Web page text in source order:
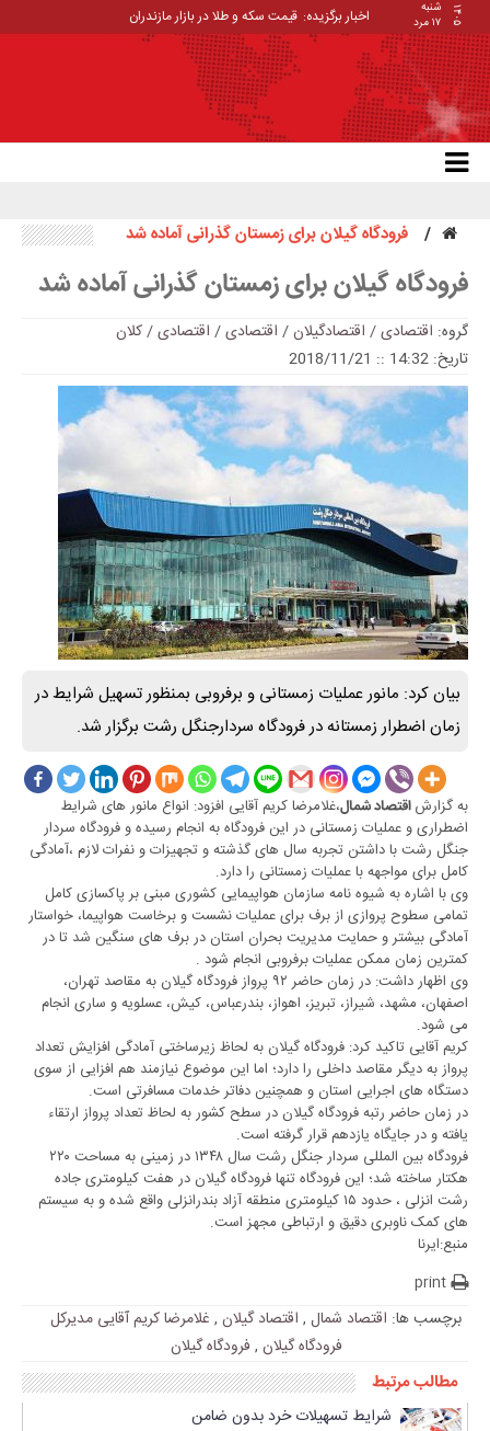
۱۴۰۵
شنبه
۱۷ مرد
اخبار برگزیده: قیمت سکه و طلا در بازار مازندران
فرودگاه گیلان برای زمستان گذرانی آماده شد
فرودگاه گیلان برای زمستان گذرانی آماده شد
گروه: اقتصادی / اقتصادگیلان/ اقتصادی/ اقتصادی / کلان
تاریخ: 14:32 :: 2018/11/21
بیان کرد: مانور عملیات زمستانی و برفروبی بمنظور تسهیل شرایط در
زمان اضطرار زمستانه در فرودگاه سردارجنگل رشت برگزار شد.
به گزارش اقتصاد شمال،غلامرضا کریم آقایی افزود: انواع مانور های شرایط
اضطراری و عملیات زمستانی در این فرودگاه به انجام رسیده و فرودگاه سردار
جنگل رشت با داشتن تجربه سال های گذشته و تجهیزات و نفرات لازم ،آمادگی
کامل برای مواجهه با عملیات زمستانی را دارد.
وی با اشاره به شیوه نامه سازمان هواپیمایی کشوری مبنی بر پاکسازی کامل
تمامی سطوح پروازی از برف برای عملیات نشست و برخاست هواپیما، خواستار
آمادگی بیشتر و حمایت مدیریت بحران استان در برف های سنگین شد تا در
کمترین زمان ممکن عملیات برفروبی انجام شود .
وی اظهار داشت: در زمان حاضر ۹۲ پرواز فرودگاه گیلان به مقاصد تهران،
اصفهان، مشهد، شیراز، تبریز، اهواز، بندرعباس، کیش، عسلویه و ساری انجام
می شود.
کریم آقایی تاکید کرد: فرودگاه گیلان به لحاظ زیرساختی آمادگی افزایش تعداد
پرواز به دیگر مقاصد داخلی را دارد؛ اما این موضوع نیازمند هم افزایی از سوی
دستگاه های اجرایی استان و همچنین دفاتر خدمات مسافرتی است.
در زمان حاضر رتبه فرودگاه گیلان در سطح کشور به لحاظ تعداد پرواز ارتقاء
یافته و در جایگاه یازدهم قرار گرفته است.
فرودگاه بین المللی سردار جنگل رشت سال ۱۳۴۸ در زمینی به مساحت ۲۲۰
هکتار ساخته شد؛ این فرودگاه تنها فرودگاه گیلان در هفت کیلومتری جاده
رشت انزلی ، حدود ۱۵ کیلومتری منطقه آزاد بندرانزلی واقع شده و به سیستم
های کمک ناوبری دقیق و ارتباطی مجهز است.
منبع:ایرنا
print
برچسب ها: اقتصاد شمال , اقتصاد گیلان , غلامرضا کریم آقایی مدیرکل
فرودگاه گیلان , فرودگاه گیلان
مطالب مرتبط
شرایط تسهیلات خرد بدون ضامن